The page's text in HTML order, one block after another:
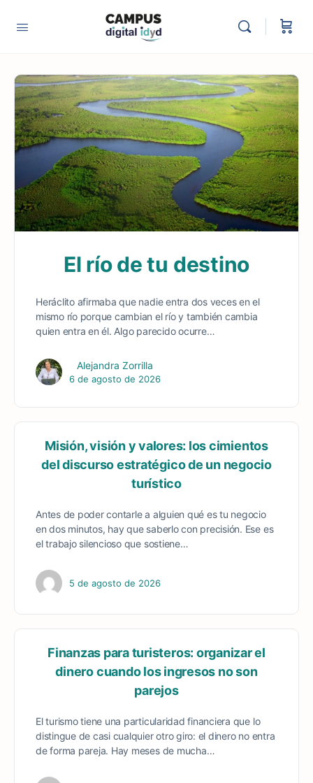
El río de tu destino
Heráclito afirmaba que nadie entra dos veces en el
mismo río porque cambian el río y también cambia
quien entra en él. Algo parecido ocurre…
Alejandra Zorrilla
6 de agosto de 2026
Misión, visión y valores: los cimientos
del discurso estratégico de un negocio
turístico
Antes de poder contarle a alguien qué es tu negocio
en dos minutos, hay que saberlo con precisión. Ese es
el trabajo silencioso que sostiene…
5 de agosto de 2026
Finanzas para turisteros: organizar el
dinero cuando los ingresos no son
parejos
El turismo tiene una particularidad financiera que lo
distingue de casi cualquier otro giro: el dinero no entra
de forma pareja. Hay meses de mucha…